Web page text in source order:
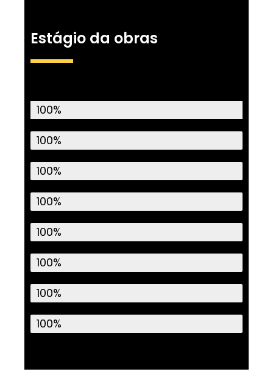
Estágio da obras
Terraplenagem
100%
Água
100%
Rede de esgoto
100%
Pavimentação
100%
Drenagem pluvial
100%
Meio fio I Sarjeta
100%
Iluminação
100%
Arborização
100%